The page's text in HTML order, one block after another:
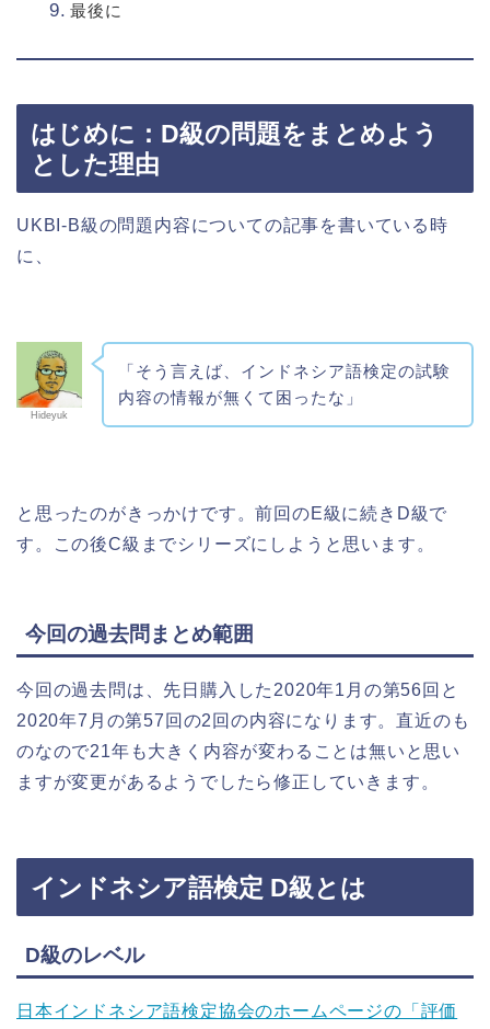
最後に
はじめに：D級の問題をまとめよう
とした理由
UKBI-B級の問題内容についての記事を書いている時
に、
Hideyuk
「そう言えば、インドネシア語検定の試験
内容の情報が無くて困ったな」
と思ったのがきっかけです。前回のE級に続きD級で
す。この後C級までシリーズにしようと思います。
今回の過去問まとめ範囲
今回の過去問は、先日購入した2020年1月の第56回と
2020年7月の第57回の2回の内容になります。直近のも
のなので21年も大きく内容が変わることは無いと思い
ますが変更があるようでしたら修正していきます。
インドネシア語検定 D級とは
D級のレベル
日本インドネシア語検定協会のホームページの「評価